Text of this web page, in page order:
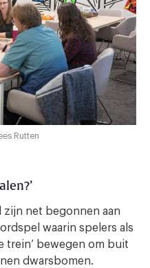
Rutten
zijn net begonnen aan
waarin spelers als
trein’ bewegen om buit
dwarsbomen.